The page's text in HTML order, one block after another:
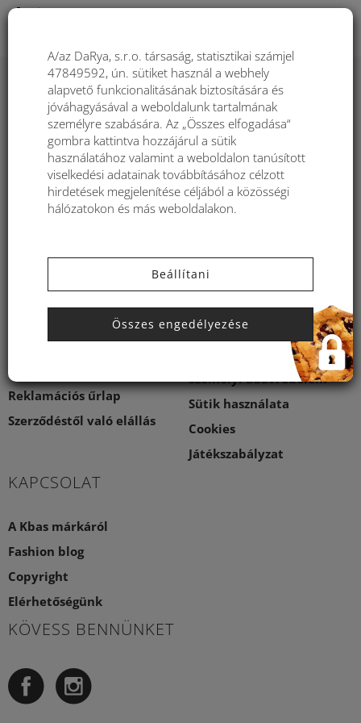
Sorrend
Nahor
További termékek betöltése
MEGRENDELÉS
Kereskedelmi feltételek
Szállítás és fizetés
elállási jog
Reklamációs űrlap
Szerződéstől való elállás
INFORMÁCIÓK
Vásárlási útmutató
Miért vásároljon nálunk?
Gyakori kérdések
Személyi adatvédelem
Sütik használata
Cookies
Játékszabályzat
KAPCSOLAT
A Kbas márkáról
Fashion blog
Copyright
Elérhetőségünk
KÖVESS BENNÜNKET
A/az DaRya, s.r.o. társaság, statisztikai számjel
47849592, ún. sütiket használ a webhely
alapvető funkcionalitásának biztosítására és
jóváhagyásával a weboldalunk tartalmának
személyre szabására. Az „Összes elfogadása“
gombra kattintva hozzájárul a sütik
használatához valamint a weboldalon tanúsított
viselkedési adatainak továbbításához célzott
hirdetések megjelenítése céljából a közösségi
hálózatokon és más weboldalakon.
Beállítani
Összes engedélyezése